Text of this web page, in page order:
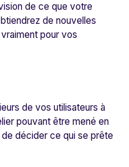
de ce que votre
de nouvelles
pour vos
de vos utilisateurs à
pouvant être mené en
décider ce qui se prête